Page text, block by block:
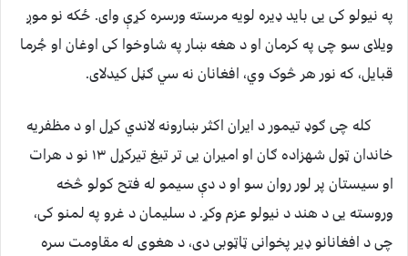
په نیولو کی یی باید ډیره لویه مرسته ورسره کړې وای. ځکه نو موږ
ویلای سو چی په کرمان او د هغه ښار په شاوخوا کی اوغان او جُرما
قبایل، که نور هر څوک وي، افغانان نه سي ګڼل کیدلای.
کله چی ګوډ تیمور د ایران اکثر ښارونه لاندي کړل او د مظفریه
خاندان ټول شهزاده ګان او امیران یی تر تیغ تیرکړل ۱۳ نو د هرات
او سیستان پر لور روان سو او د دې سیمو له فتح کولو څخه
وروسته یی د هند د نیولو عزم وکړ. د سلیمان د غرو په لمنو کی،
چی د افغانانو ډیر پخوانی ټاټوبی دی، د هغوی له مقاومت سره